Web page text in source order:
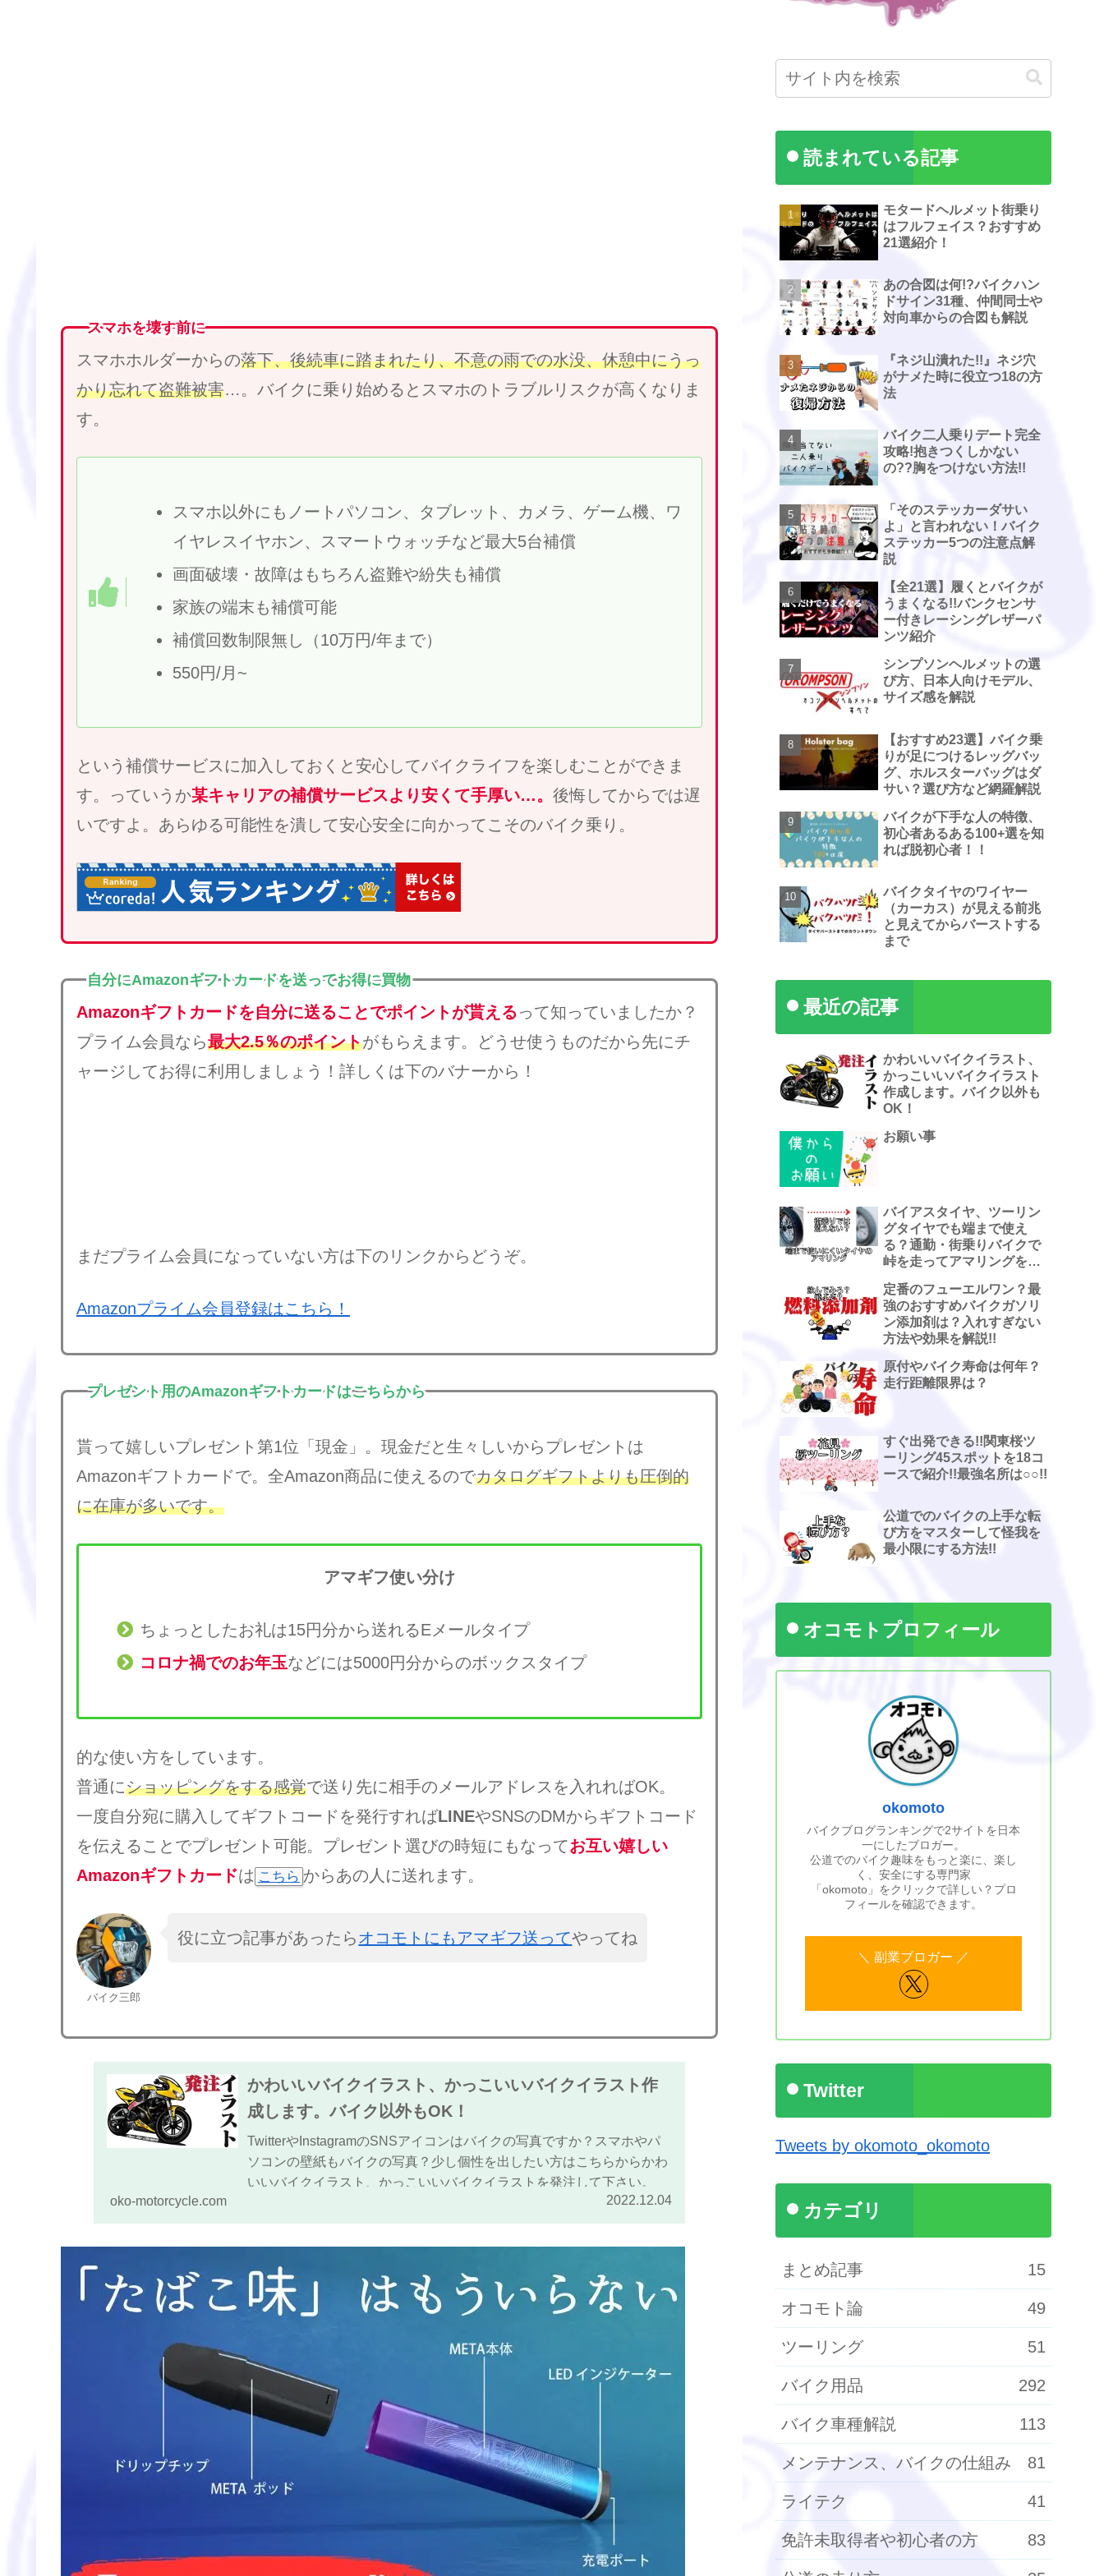
スマホを壊す前に
スマホホルダーからの落下、後続車に踏まれたり、不意の雨での水没、休憩中にうっ
かり忘れて盗難被害…。バイクに乗り始めるとスマホのトラブルリスクが高くなりま
す。
スマホ以外にもノートパソコン、タブレット、カメラ、ゲーム機、ワ
イヤレスイヤホン、スマートウォッチなど最大5台補償
画面破壊・故障はもちろん盗難や紛失も補償
家族の端末も補償可能
補償回数制限無し（10万円/年まで）
550円/月~
という補償サービスに加入しておくと安心してバイクライフを楽しむことができま
す。っていうか某キャリアの補償サービスより安くて手厚い…。 後悔してからでは遅
いですよ。あらゆる可能性を潰して安心安全に向かってこそのバイク乗り。
自分にAmazonギフトカードを送ってお得に買物
Amazonギフトカードを自分に送ることでポイントが貰えるって知っていましたか？
プライム会員なら最大2.5％のポイントがもらえます。どうせ使うものだから先にチ
ャージしてお得に利用しましょう！詳しくは下のバナーから！
まだプライム会員になっていない方は下のリンクからどうぞ。
Amazonプライム会員登録はこちら！
プレゼント用のAmazonギフトカードはこちらから
貰って嬉しいプレゼント第1位「現金」。現金だと生々しいからプレゼントは
Amazonギフトカードで。全Amazon商品に使えるのでカタログギフトよりも圧倒的
に在庫が多いです。
アマギフ使い分け
ちょっとしたお礼は15円分から送れるEメールタイプ
コロナ禍でのお年玉などには5000円分からのボックスタイプ
的な使い方をしています。
普通にショッピングをする感覚で送り先に相手のメールアドレスを入れればOK。
一度自分宛に購入してギフトコードを発行すればLINEやSNSのDMからギフトコード
を伝えることでプレゼント可能。プレゼント選びの時短にもなってお互い嬉しい
Amazonギフトカードは こちら からあの人に送れます。
バイク三郎
役に立つ記事があったらオコモトにもアマギフ送ってやってね
かわいいバイクイラスト、かっこいいバイクイラスト作
成します。バイク以外もOK！
TwitterやInstagramのSNSアイコンはバイクの写真ですか？スマホやパ
ソコンの壁紙もバイクの写真？少し個性を出したい方はこちらからかわ
いいバイクイラスト、かっこいいバイクイラストを発注して下さい。
oko-motorcycle.com
2022.12.04
読まれている記事
モタードヘルメット街乗り
はフルフェイス？おすすめ
21選紹介！
あの合図は何!?バイクハン
ドサイン31種、仲間同士や
対向車からの合図も解説
『ネジ山潰れた!!』ネジ穴
がナメた時に役立つ18の方
法
バイク二人乗りデート完全
攻略!抱きつくしかない
の??胸をつけない方法!!
「そのステッカーダサい
よ」と言われない！バイク
ステッカー5つの注意点解
説
【全21選】履くとバイクが
うまくなる!!バンクセンサ
ー付きレーシングレザーパ
ンツ紹介
シンプソンヘルメットの選
び方、日本人向けモデル、
サイズ感を解説
【おすすめ23選】バイク乗
りが足につけるレッグバッ
グ、ホルスターバッグはダ
サい？選び方など網羅解説
バイクが下手な人の特徴、
初心者あるある100+選を知
れば脱初心者！！
バイクタイヤのワイヤー
（カーカス）が見える前兆
と見えてからバーストする
まで
最近の記事
かわいいバイクイラスト、
かっこいいバイクイラスト
作成します。バイク以外も
OK！
お願い事
バイアスタイヤ、ツーリン
グタイヤでも端まで使え
る？通勤・街乗りバイクで
峠を走ってアマリングを観
定番のフューエルワン？最
強のおすすめバイクガソリ
ン添加剤は？入れすぎない
方法や効果を解説!!
原付やバイク寿命は何年？
走行距離限界は？
すぐ出発できる!!関東桜ツ
ーリング45スポットを18コ
ースで紹介!!最強名所は○○!!
公道でのバイクの上手な転
び方をマスターして怪我を
最小限にする方法!!
オコモトプロフィール
okomoto
バイクブログランキングで2サイトを日本
一にしたブロガー。
公道でのバイク趣味をもっと楽に、楽し
く、安全にする専門家
「okomoto」をクリックで詳しい？プロ
フィールを確認できます。
Twitter
Tweets by okomoto_okomoto
カテゴリ
まとめ記事 15
オコモト論 49
ツーリング 51
バイク用品 292
バイク車種解説 113
メンテナンス、バイクの仕組み 81
ライテク 41
免許未取得者や初心者の方 83